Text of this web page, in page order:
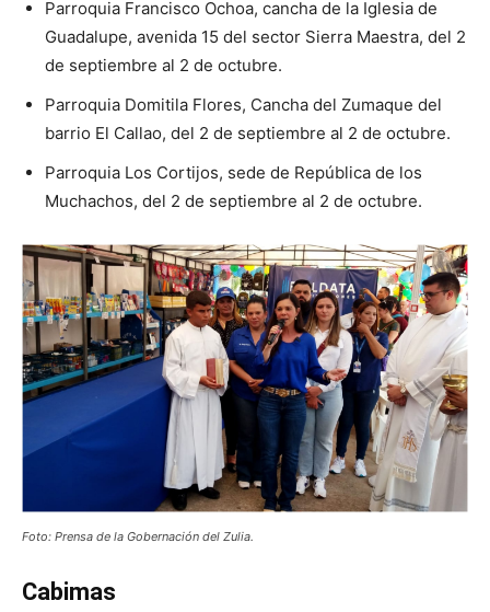
Parroquia Francisco Ochoa, cancha de la Iglesia de
Guadalupe, avenida 15 del sector Sierra Maestra, del 2
de septiembre al 2 de octubre.
Parroquia Domitila Flores, Cancha del Zumaque del
barrio El Callao, del 2 de septiembre al 2 de octubre.
Parroquia Los Cortijos, sede de República de los
Muchachos, del 2 de septiembre al 2 de octubre.
Foto: Prensa de la Gobernación del Zulia.
Cabimas